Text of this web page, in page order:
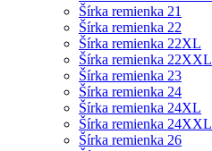
Šírka remienka 21
Šírka remienka 22
Šírka remienka 22XL
Šírka remienka 22XXL
Šírka remienka 23
Šírka remienka 24
Šírka remienka 24XL
Šírka remienka 24XXL
Šírka remienka 26